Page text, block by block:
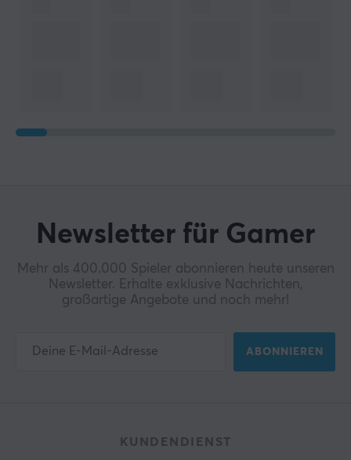
Newsletter für Gamer
Mehr als 400.000 Spieler abonnieren heute unseren
Newsletter. Erhalte exklusive Nachrichten,
großartige Angebote und noch mehr!
ABONNIEREN
KUNDENDIENST